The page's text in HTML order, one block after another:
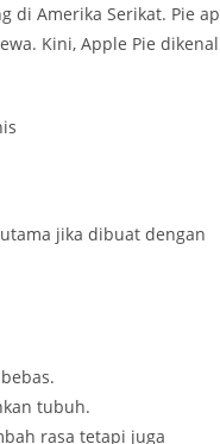
di Amerika Serikat. Pie
Kini, Apple Pie dikenal
jika dibuat dengan
tubuh.
rasa tetapi juga